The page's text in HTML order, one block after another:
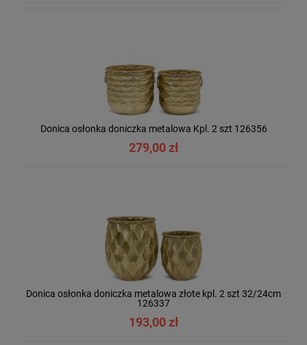
Donica osłonka doniczka metalowa Kpl. 2 szt 126356
279,00 zł
Donica osłonka doniczka metalowa złote kpl. 2 szt 32/24cm
126337
193,00 zł